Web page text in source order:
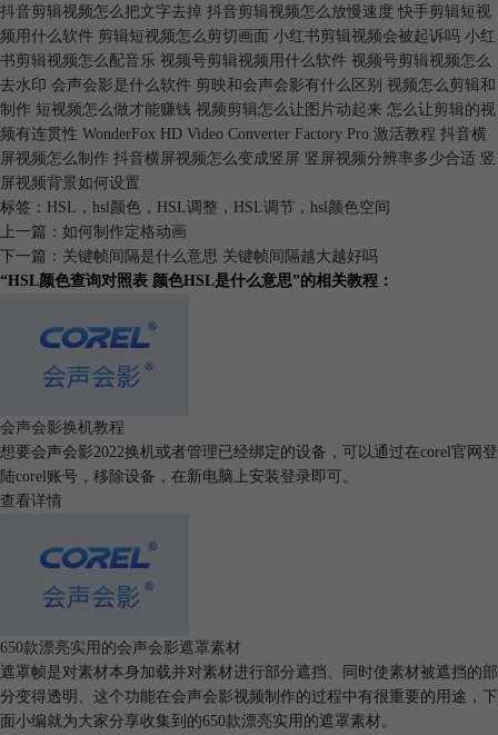
图5：进行饱和度调整
4.第三个参数是明度。顾名思义，就是该颜色的明暗程度。如下图所示，
对明度的调整改变了画面的明暗。
图6：进行明度调整
感谢您的阅读，以上就是本篇文章介绍的全部内容了。HSL作为一种广泛
抖音剪辑视频怎么把文字去掉 抖音剪辑视频怎么放慢速度 快手剪辑短视
频用什么软件 剪辑短视频怎么剪切画面 小红书剪辑视频会被起诉吗 小红
书剪辑视频怎么配音乐 视频号剪辑视频用什么软件 视频号剪辑视频怎么
去水印 会声会影是什么软件 剪映和会声会影有什么区别 视频怎么剪辑和
制作 短视频怎么做才能赚钱 视频剪辑怎么让图片动起来 怎么让剪辑的视
频有连贯性 WonderFox HD Video Converter Factory Pro 激活教程 抖音横
屏视频怎么制作 抖音横屏视频怎么变成竖屏 竖屏视频分辨率多少合适 竖
屏视频背景如何设置
标签： HSL ， hsl颜色 ， HSL调整 ， HSL调节 ， hsl颜色空间
上一篇： 如何制作定格动画
下一篇： 关键帧间隔是什么意思 关键帧间隔越大越好吗
“HSL颜色查询对照表 颜色HSL是什么意思”的相关教程：
会声会影换机教程
想要会声会影2022换机或者管理已经绑定的设备，可以通过在corel官网登
陆corel账号，移除设备，在新电脑上安装登录即可。
查看详情
650款漂亮实用的会声会影遮罩素材
遮罩帧是对素材本身加载并对素材进行部分遮挡、同时使素材被遮挡的部
分变得透明、这个功能在会声会影视频制作的过程中有很重要的用途，下
面小编就为大家分享收集到的650款漂亮实用的遮罩素材。